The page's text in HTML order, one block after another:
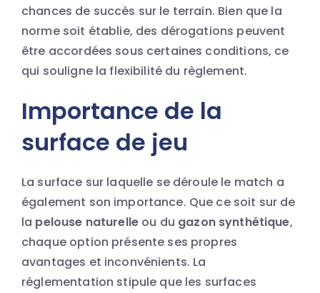
chances de succès sur le terrain. Bien que la
norme soit établie, des dérogations peuvent
être accordées sous certaines conditions, ce
qui souligne la flexibilité du règlement.
Importance de la
surface de jeu
La surface sur laquelle se déroule le match a
également son importance. Que ce soit sur de
la pelouse naturelle ou du gazon synthétique,
chaque option présente ses propres
avantages et inconvénients. La
réglementation stipule que les surfaces